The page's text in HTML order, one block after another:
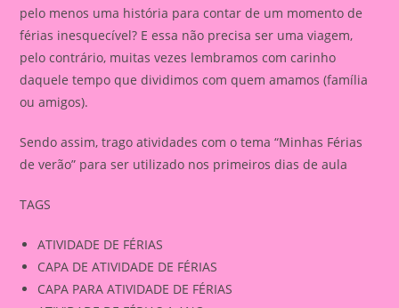
pelo menos uma história para contar de um momento de
férias inesquecível? E essa não precisa ser uma viagem,
pelo contrário, muitas vezes lembramos com carinho
daquele tempo que dividimos com quem amamos (família
ou amigos).
Sendo assim, trago atividades com o tema “Minhas Férias
de verão” para ser utilizado nos primeiros dias de aula
TAGS
ATIVIDADE DE FÉRIAS
CAPA DE ATIVIDADE DE FÉRIAS
CAPA PARA ATIVIDADE DE FÉRIAS